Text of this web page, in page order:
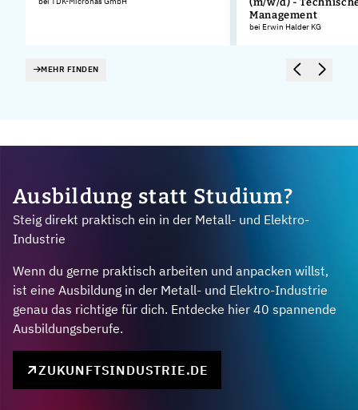
Management
bei Erwin Halder KG
MEHR FINDEN
Ausbildung statt Studium?
Steig direkt praktisch ein in der Metall- und Elektro-
Industrie
Wenn du gerne praktisch arbeiten und anpacken willst,
ist eine Ausbildung in der Metall- und Elektro-Industrie
genau das richtige für dich. Entdecke hier 40 spannende
Ausbildungsberufe.
ZUKUNFTSINDUSTRIE.DE